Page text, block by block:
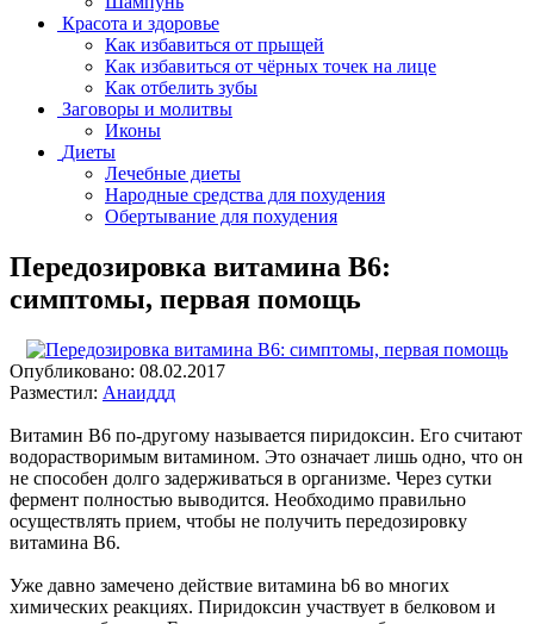
Красота и здоровье
Как избавиться от прыщей
Как избавиться от чёрных точек на лице
Как отбелить зубы
Заговоры и молитвы
Иконы
Диеты
Лечебные диеты
Народные средства для похудения
Обертывание для похудения
Передозировка витамина В6:
симптомы, первая помощь
Опубликовано: 08.02.2017
Разместил: Анаиддд
Витамин В6 по-другому называется пиридоксин. Его считают
водорастворимым витамином. Это означает лишь одно, что он
не способен долго задерживаться в организме. Через сутки
фермент полностью выводится. Необходимо правильно
осуществлять прием, чтобы не получить передозировку
витамина В6.
Уже давно замечено действие витамина b6 во многих
химических реакциях. Пиридоксин участвует в белковом и